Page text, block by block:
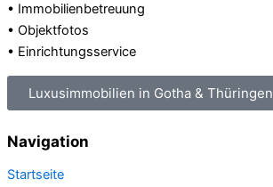
• Immobilienbetreuung
• Objektfotos
• Einrichtungsservice
Luxusimmobilien in Gotha & Thüringen
Navigation
Startseite